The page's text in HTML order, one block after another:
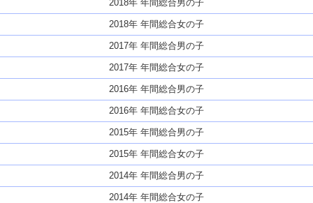
2018年 年間総合男の子
2018年 年間総合女の子
2017年 年間総合男の子
2017年 年間総合女の子
2016年 年間総合男の子
2016年 年間総合女の子
2015年 年間総合男の子
2015年 年間総合女の子
2014年 年間総合男の子
2014年 年間総合女の子